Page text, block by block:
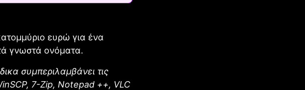
ευρώ για ένα
γνωστά ονόματα.
συμπεριλαμβάνει τις
7-Zip, Notepad ++, VLC